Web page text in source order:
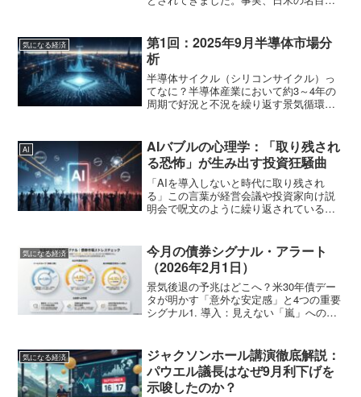
ています。しかし、現実はどうでしょう
か。円安のトレンドは依然...
気になる経済
第1回：2025年9月半導体市場分
析
半導体サイクル（シリコンサイクル）っ
てなに？半導体産業において約3～4年の
周期で好況と不況を繰り返す景気循環の
サイクルにのっとってSOX指数を売買す
ることで利益を上げ...
AI
AIバブルの心理学：「取り残され
る恐怖」が生み出す投資狂騒曲
「AIを導入しないと時代に取り残され
る」この言葉が経営会議や投資家向け説
明会で呪文のように繰り返されている。
のAI投資に走り続けている。だが、この
加熱した投資ブームはど...
気になる経済
今月の債券シグナル・アラート
（2026年2月1日）
景気後退の予兆はどこへ？米30年債デー
タが明かす「意外な安定感」と4つの重要
シグナル1. 導入：見えない「嵐」への不
終わりは見えないのか」――。こうした
切実な不安が、今...
気になる経済
ジャクソンホール講演徹底解説：
パウエル議長はなぜ9月利下げを
示唆したのか？